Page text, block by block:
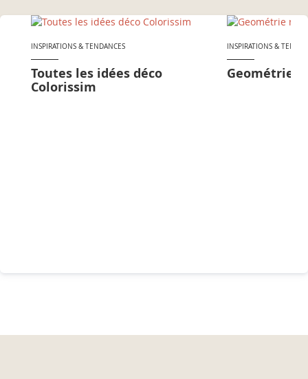
INSPIRATIONS & TENDANCES
Toutes les idées déco
Colorissim
INSPIRATIONS &
Geométrie